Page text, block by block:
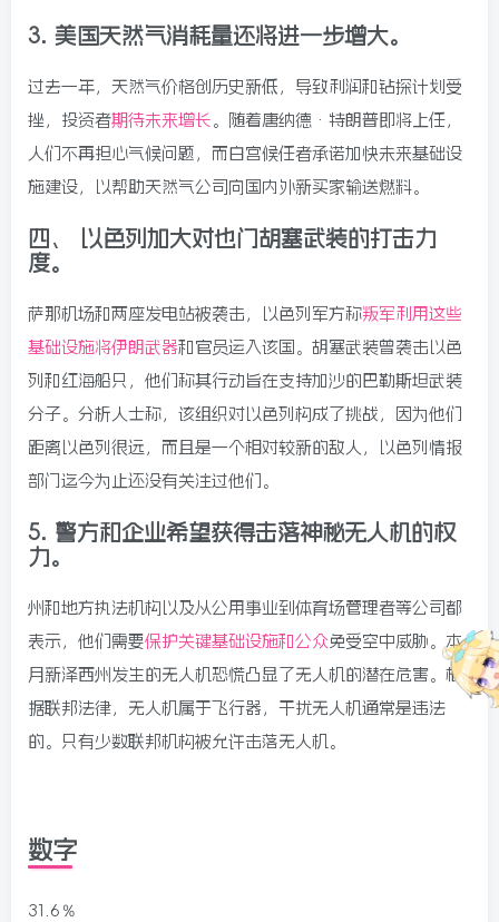
3. 美国天然气消耗量还将进一步增大。
过去一年，天然气价格创历史新低，导致利润和钻探计划受
挫，投资者期待未来增长 。随着唐纳德·特朗普即将上任，
人们不再担心气候问题，而白宫候任者承诺加快未来基础设
施建设，以帮助天然气公司向国内外新买家输送燃料。
四、
以色列加大对也门胡塞武装的打击力
度。
萨那机场和两座发电站被袭击，以色列军方称叛军利用这些
基础设施将伊朗武器和官员运入该国。胡塞武装曾袭击以色
列和红海船只，他们称其行动旨在支持加沙的巴勒斯坦武装
分子。分析人士称，该组织对以色列构成了挑战，因为他们
距离以色列很远，而且是一个相对较新的敌人，以色列情报
部门迄今为止还没有关注过他们。
5. 警方和企业希望获得击落神秘无人机的权
力。
州和地方执法机构以及从公用事业到体育场管理者等公司都
表示，他们需要保护关键基础设施和公众免受空中威胁。本
月新泽西州发生的无人机恐慌凸显了无人机的潜在危害。根
据联邦法律，无人机属于飞行器，干扰无人机通常是违法
的。只有少数联邦机构被允许击落无人机。
数字
31.6％